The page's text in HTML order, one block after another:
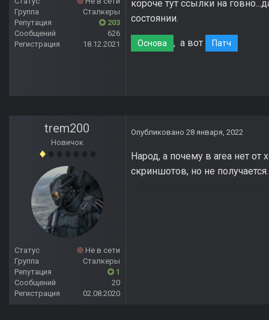
Группа
Сталкеры
Репутация
203
Сообщений
626
Регистрация
18.12.2021
короче тут ссылки на
состоянии.
Основа , а вот Патч
trem200
Новичок
Статус
Не в сети
Группа
Сталкеры
Репутация
1
Сообщений
20
Регистрация
02.08.2020
Опубликовано 28 января, 2022
Народ, а почему в area нет от
скриншотов, но не получается.